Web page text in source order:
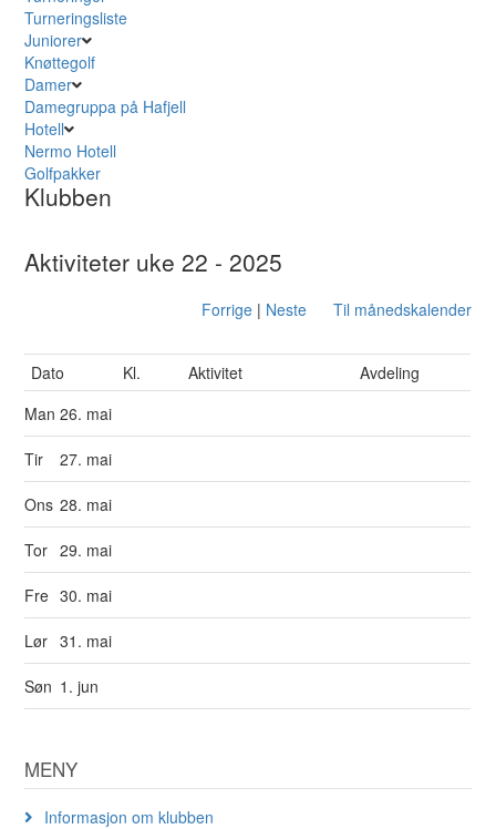
Turneringsliste
Juniorer
Knøttegolf
Damer
Damegruppa på Hafjell
Hotell
Nermo Hotell
Golfpakker
Klubben
Aktiviteter uke 22 - 2025
Forrige| Neste Til månedskalender
Dato Kl. Aktivitet
Avdeling
Man26. mai
Tir 27. mai
Ons 28. mai
Tor 29. mai
Fre 30. mai
Lør 31. mai
Søn 1. jun
MENY
Informasjon om klubben